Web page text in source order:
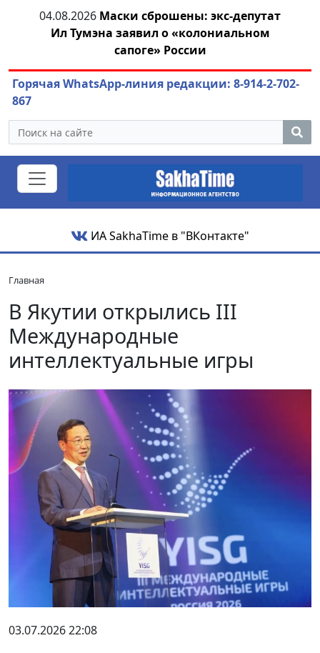
04.08.2026 Маски сброшены: экс-депутат
Ил Тумэна заявил о «колониальном
сапоге» России
Горячая WhatsApp-линия редакции: 8-914-2-702-
867
ИА SakhaTime в "ВКонтакте"
Главная
В Якутии открылись III
Международные
интеллектуальные игры
03.07.2026 22:08